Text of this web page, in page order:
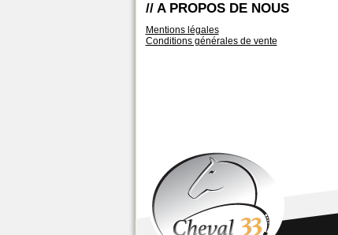
// A PROPOS DE NOUS
Mentions légales
Conditions générales de vente